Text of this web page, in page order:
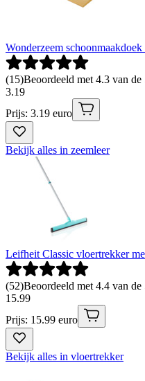
Wonderzeem
(15)Beoordeeld met 4.3 van
3.19
Prijs: 3.19 euro
Bekijk alles in zeemleer
Leifheit Classic vloertrekker
(52)Beoordeeld met 4.4 van
15.99
Prijs: 15.99 euro
Bekijk alles in vloertrekker